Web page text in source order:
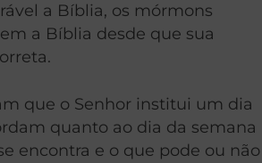
a Bíblia, os mórmons
a Bíblia desde que sua
que o Senhor institui um dia
quanto ao dia da semana
encontra e o que pode ou não